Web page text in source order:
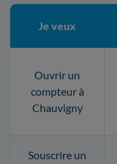
Je veux
Ouvrir un
compteur à
Chauvigny
Souscrire un